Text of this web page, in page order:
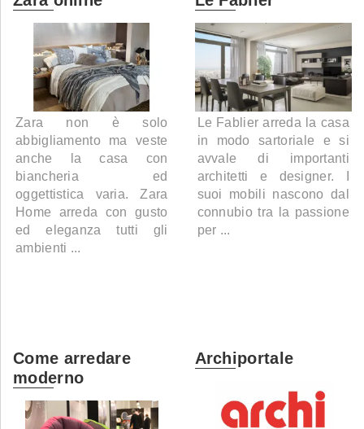
Zara non è solo
abbigliamento ma veste
anche la casa con
biancheria ed
oggettistica varia. Zara
Home arreda con gusto
ed eleganza tutti gli
ambienti ...
Le Fablier arreda la casa
in modo sartoriale e si
avvale di importanti
architetti e designer. I
suoi mobili nascono dal
connubio tra la passione
per ...
Come arredare
moderno
Archiportale